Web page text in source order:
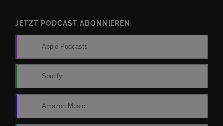
JETZT PODCAST ABONNIEREN
Apple Podcasts
Spotify
Amazon Music